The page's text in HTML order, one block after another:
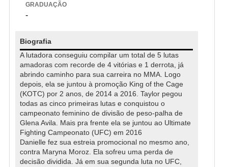
GRADUAÇÃO
-
Biografia
A lutadora conseguiu compilar um total de 5 lutas
amadoras com recorde de 4 vitórias e 1 derrota, já
abrindo caminho para sua carreira no MMA. Logo
depois, ela se juntou à promoção King of the Cage
(KOTC) por 2 anos, de 2014 a 2016. Taylor pegou
todas as cinco primeiras lutas e conquistou o
campeonato feminino de divisão de peso-palha de
Glena Avila. Mais pra frente ela se juntou ao Ultimate
Fighting Campeonato (UFC) em 2016
Danielle fez sua estreia promocional no mesmo ano,
contra Maryna Moroz. Ela sofreu uma perda de
decisão dividida. Já em sua segunda luta no UFC,